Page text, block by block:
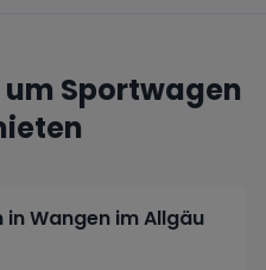
Sportwagen
Wangen im Allgäu